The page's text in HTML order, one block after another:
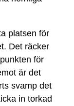
platsen för
Det räcker
för
är det
svamp det
in torkad